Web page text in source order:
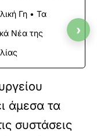
Γη • Τα
Νέα της
άμεσα τα
συστάσεις
›